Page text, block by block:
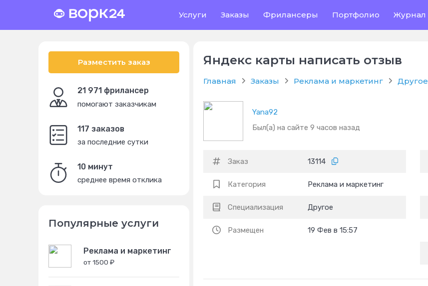
Услуги Заказы Фрилансеры Портфолио Журнал
Разместить заказ
21 971 фрилансер
помогают заказчикам
117 заказов
за последние сутки
10 минут
среднее время отклика
Популярные услуги
Реклама и маркетинг
от 1500 ₽
Яндекс карты написать отзыв
Главная Заказы Реклама и маркетинг Другое
Yana92
Был(а) на сайте 9 часов назад
Заказ 13114
Категория Реклама и маркетинг
Специализация Другое
Размещен 19 Фев в 15:57